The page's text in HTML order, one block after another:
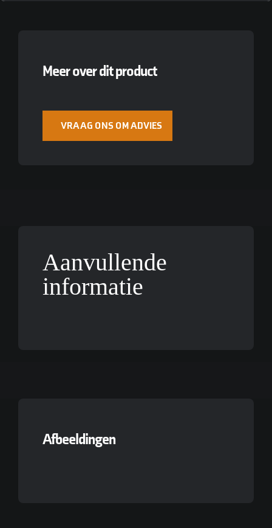
Meer over dit product
VRAAG ONS OM ADVIES
Aanvullende
informatie
Afbeeldingen